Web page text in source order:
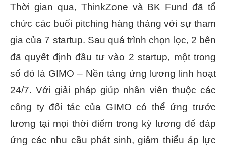
Thời gian qua, ThinkZone và BK Fund đã tổ
chức các buổi pitching hàng tháng với sự tham
gia của 7 startup. Sau quá trình chọn lọc, 2 bên
đã quyết định đầu tư vào 2 startup, một trong
số đó là GIMO – Nền tảng ứng lương linh hoạt
24/7. Với giải pháp giúp nhân viên thuộc các
công ty đối tác của GIMO có thể ứng trước
lương tại mọi thời điểm trong kỳ lương để đáp
ứng các nhu cầu phát sinh, giảm thiểu áp lực